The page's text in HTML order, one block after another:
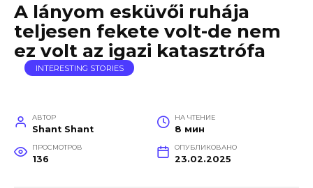
A lányom esküvői ruhája
teljesen fekete volt-de nem
ez volt az igazi katasztrófa
INTERESTING STORIES
АВТОР
Shant Shant
НА ЧТЕНИЕ
8 мин
ПРОСМОТРОВ
136
ОПУБЛИКОВАНО
23.02.2025